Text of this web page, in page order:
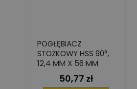
POGŁĘBIACZ
STOŻKOWY HSS 90°,
12,4 MM X 56 MM
Cena
50,77 zł